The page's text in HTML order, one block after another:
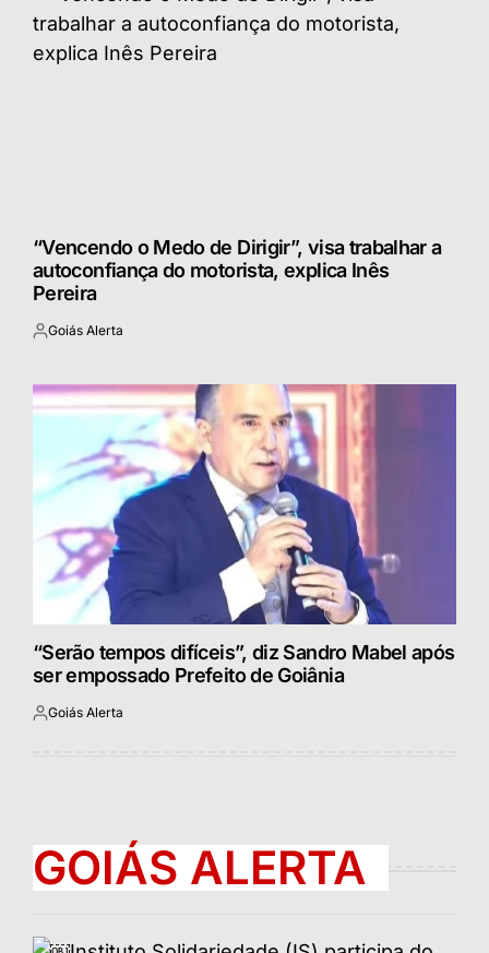
“Vencendo o Medo de Dirigir”, visa trabalhar a
autoconfiança do motorista, explica Inês
Pereira
Postado
Goiás Alerta
“Serão tempos difíceis”, diz Sandro Mabel após
ser empossado Prefeito de Goiânia
Postado
Goiás Alerta
GOIÁS ALERTA